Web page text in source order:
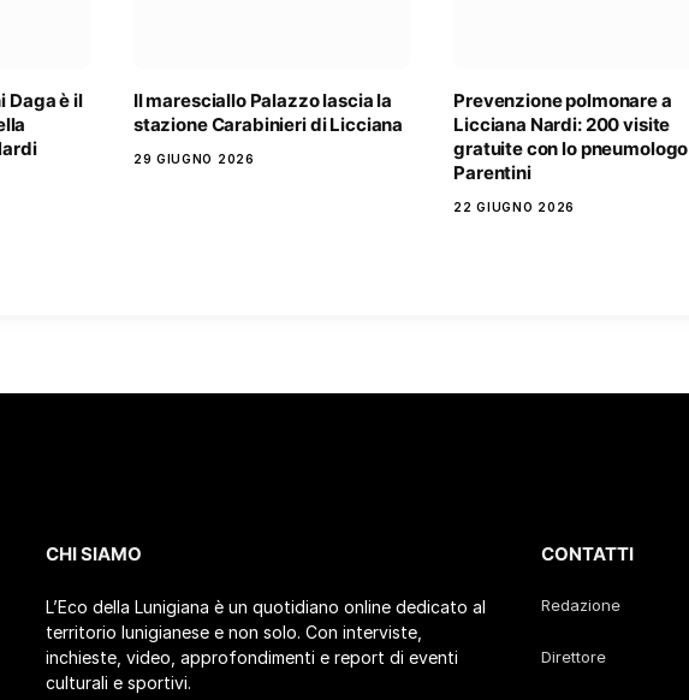
Daga è il
Il maresciallo Palazzo lascia la
stazione Carabinieri di Licciana
29 GIUGNO 2026
Prevenzione polmonare a
Licciana Nardi: 200 visite
gratuite con lo pneumologo
Parentini
22 GIUGNO 2026
CHI SIAMO
L’Eco della Lunigiana è un quotidiano online dedicato al
territorio lunigianese e non solo. Con interviste,
inchieste, video, approfondimenti e report di eventi
culturali e sportivi.
CONTATTI
Redazione
Direttore